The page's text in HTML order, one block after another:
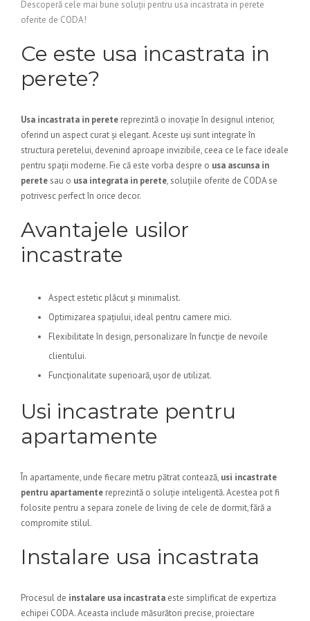
Descoperă cele mai bune soluții pentru usa incastrata in perete
oferite de CODA!
Ce este usa incastrata in
perete?
Usa incastrata in perete reprezintă o inovație în designul interior,
oferind un aspect curat și elegant. Aceste uși sunt integrate în
structura peretelui, devenind aproape invizibile, ceea ce le face ideale
pentru spații moderne. Fie că este vorba despre o usa ascunsa in
peretesau o usa integrata in perete, soluțiile oferite de CODA se
potrivesc perfect în orice decor.
Avantajele usilor
incastrate
Aspect estetic plăcut și minimalist.
Optimizarea spațiului, ideal pentru camere mici.
Flexibilitate în design, personalizare în funcție de nevoile
clientului.
Funcționalitate superioară, ușor de utilizat.
Usi incastrate pentru
apartamente
În apartamente, unde fiecare metru pătrat contează, usi incastrate
pentru apartamente reprezintă o soluție inteligentă. Acestea pot fi
folosite pentru a separa zonele de living de cele de dormit, fără a
compromite stilul.
Instalare usa incastrata
Procesul de instalare usa incastrata este simplificat de expertiza
echipei CODA. Aceasta include măsurători precise, proiectare